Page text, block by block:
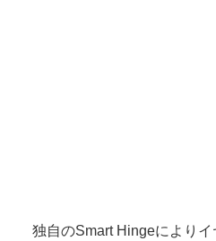
独自のSmart Hingeによりイ